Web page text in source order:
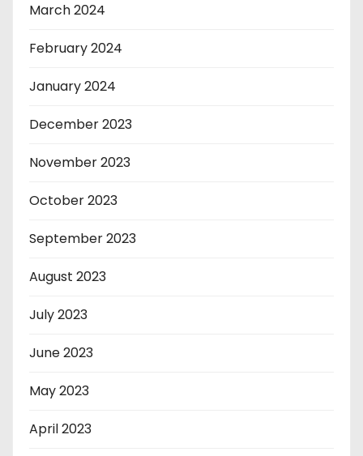
March 2024
February 2024
January 2024
December 2023
November 2023
October 2023
September 2023
August 2023
July 2023
June 2023
May 2023
April 2023